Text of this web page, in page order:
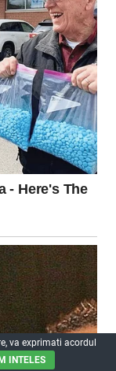
va exprimati acordul
INTELES